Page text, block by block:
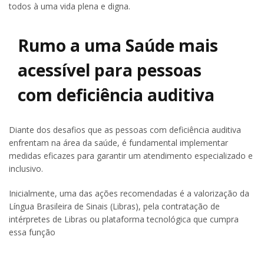
todos à uma vida plena e digna.
Rumo a uma Saúde mais
acessível para pessoas
com deficiência auditiva
Diante dos desafios que as pessoas com deficiência auditiva
enfrentam na área da saúde, é fundamental implementar
medidas eficazes para garantir um atendimento especializado e
inclusivo.
Inicialmente, uma das ações recomendadas é a valorização da
Língua Brasileira de Sinais (Libras), pela contratação de
intérpretes de Libras ou plataforma tecnológica que cumpra
essa função